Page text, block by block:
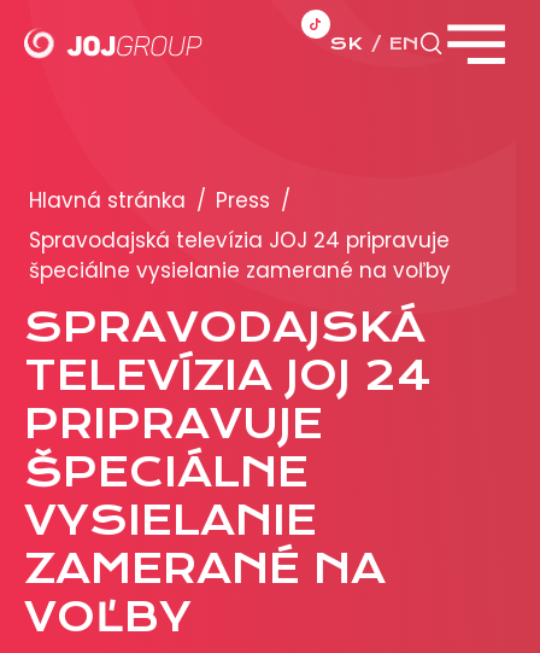
SK EN
Brandy
Produkty
PRODUKCIA
REKLAMA
Viac o reklamných formátoch
Obchodné podmienky
Prezentácia 2026
CASE STUDIES
O NÁS
Hlavná stránka / Press /
Spravodajská televízia JOJ 24 pripravuje
špeciálne vysielanie zamerané na voľby
SPRAVODAJSKÁ
TELEVÍZIA JOJ 24
PRIPRAVUJE
ŠPECIÁLNE
VYSIELANIE
ZAMERANÉ NA
VOĽBY